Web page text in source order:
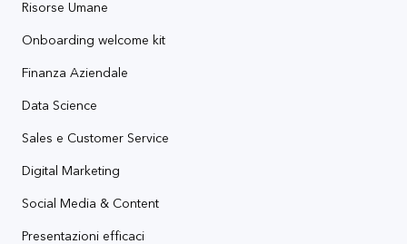
Risorse Umane
Onboarding welcome kit
Finanza Aziendale
Data Science
Sales e Customer Service
Digital Marketing
Social Media & Content
Presentazioni efficaci